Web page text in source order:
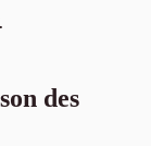
des